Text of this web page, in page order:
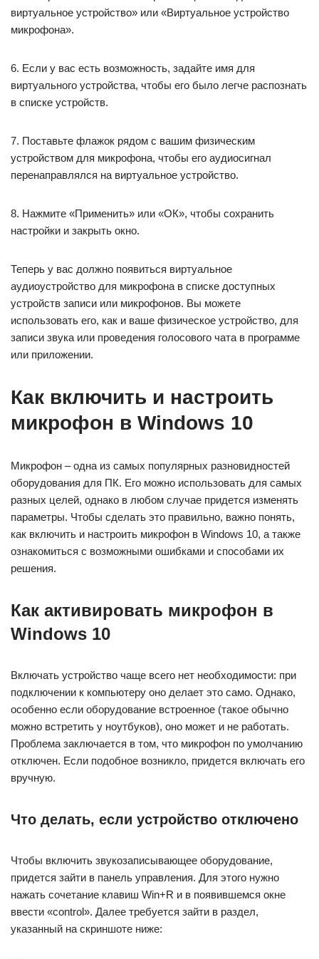
виртуальное устройство» или «Виртуальное устройство
микрофона».
6. Если у вас есть возможность, задайте имя для
виртуального устройства, чтобы его было легче распознать
в списке устройств.
7. Поставьте флажок рядом с вашим физическим
устройством для микрофона, чтобы его аудиосигнал
перенаправлялся на виртуальное устройство.
8. Нажмите «Применить» или «ОК», чтобы сохранить
настройки и закрыть окно.
Теперь у вас должно появиться виртуальное
аудиоустройство для микрофона в списке доступных
устройств записи или микрофонов. Вы можете
использовать его, как и ваше физическое устройство, для
записи звука или проведения голосового чата в программе
или приложении.
Как включить и настроить
микрофон в Windows 10
Микрофон – одна из самых популярных разновидностей
оборудования для ПК. Его можно использовать для самых
разных целей, однако в любом случае придется изменять
параметры. Чтобы сделать это правильно, важно понять,
как включить и настроить микрофон в Windows 10, а также
ознакомиться с возможными ошибками и способами их
решения.
Как активировать микрофон в
Windows 10
Включать устройство чаще всего нет необходимости: при
подключении к компьютеру оно делает это само. Однако,
особенно если оборудование встроенное (такое обычно
можно встретить у ноутбуков), оно может и не работать.
Проблема заключается в том, что микрофон по умолчанию
отключен. Если подобное возникло, придется включать его
вручную.
Что делать, если устройство отключено
Чтобы включить звукозаписывающее оборудование,
придется зайти в панель управления. Для этого нужно
нажать сочетание клавиш Win+R и в появившемся окне
ввести «control». Далее требуется зайти в раздел,
указанный на скриншоте ниже: